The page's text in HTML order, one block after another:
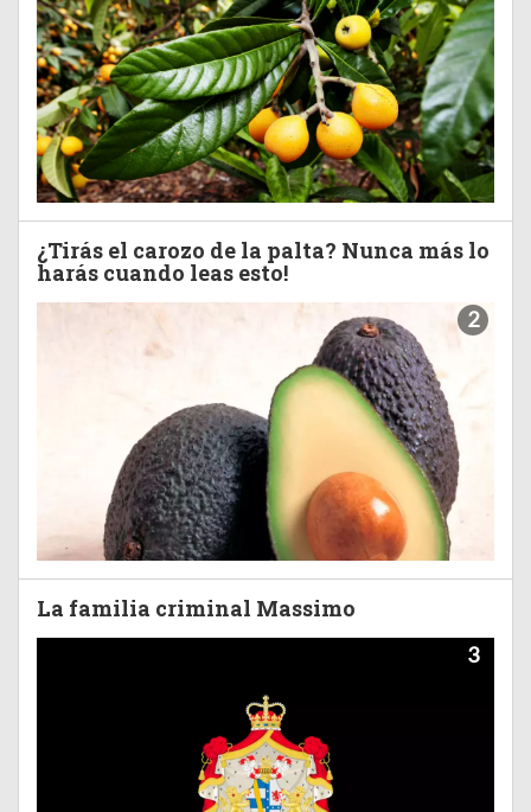
¿Tirás el carozo de la palta? Nunca más lo
harás cuando leas esto!
2
La familia criminal Massimo
3